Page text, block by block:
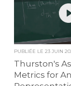
PUBLIÉE LE23 JUIN
Thurston's
Metrics for